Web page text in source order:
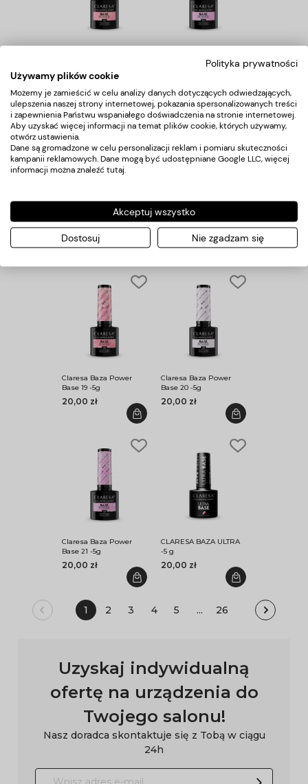
20,00 zł
Claresa Baza Power
Base 14 -5g
20,00 zł
Claresa Baza Power
Base 18 -5g
20,00 zł
Claresa Baza Power
Base 19 -5g
20,00 zł
Claresa Baza Power
Base 20 -5g
20,00 zł
Claresa Baza Power
Base 21 -5g
20,00 zł
CLARESA BAZA ULTRA
-5 g
20,00 zł
1 2 3 4 5 ... 26
Uzyskaj indywidualną
ofertę na urządzenia do
Twojego salonu!
Nasz doradca skontaktuje się z Tobą w ciągu
24h
Polityka prywatności
Używamy plików cookie
Możemy je zamieścić w celu analizy danych dotyczących odwiedzających,
ulepszenia naszej strony internetowej, pokazania spersonalizowanych treści
i zapewnienia Państwu wspaniałego doświadczenia na stronie internetowej.
Aby uzyskać więcej informacji na temat plików cookie, których używamy,
otwórz ustawienia.
Dane są gromadzone w celu personalizacji reklam i pomiaru skuteczności
kampanii reklamowych. Dane mogą być udostępniane Google LLC, więcej
informacji można znaleźć tutaj
Akceptuj wszystko
Dostosuj Nie zgadzam się